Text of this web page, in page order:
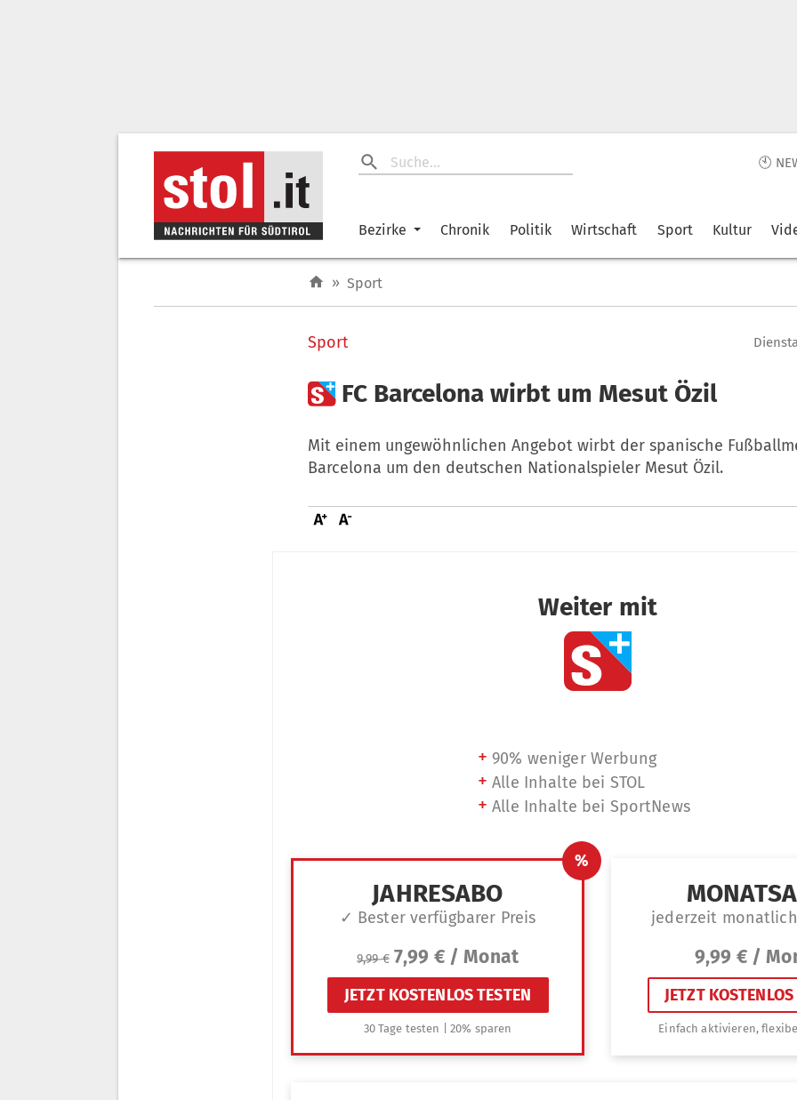
🕙
Bezirke Chronik Politik Wirtschaft Sport Kultur
» Sport
Sport
 FC Barcelona wirbt um Mesut Özil
Mit einem ungewöhnlichen Angebot wirbt der spanische
Barcelona um den deutschen Nationalspieler Mesut Özil.